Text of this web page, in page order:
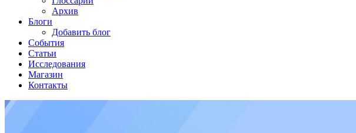
Архив
Блоги
Добавить блог
События
Статьи
Исследования
Магазин
Контакты